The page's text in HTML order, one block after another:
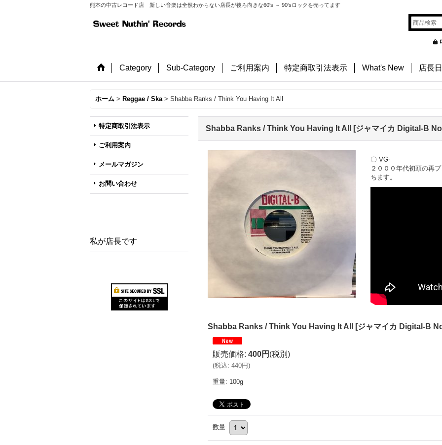
熊本の中古レコード店 新しい音楽は全然わからない店長が後ろ向きな60's ～ 90'sロックを売ってます
Category Sub-Category ご利用案内 特定商取引法表示 What's New 店長
ホーム > Reggae / Ska > Shabba Ranks / Think You Having It All
特定商取引法表示
ご利用案内
メールマガジン
お問い合わせ
私が店長です
Shabba Ranks / Think You Having It All [ジャマイカ Digital-B
〇 VG-
２０００年代初頭の再
ちます。
Shabba Ranks / Think You Having It All [ジャマイカ Digital-B
販売価格: 400円 (税別)
(税込: 440円)
重量: 100g
数量: